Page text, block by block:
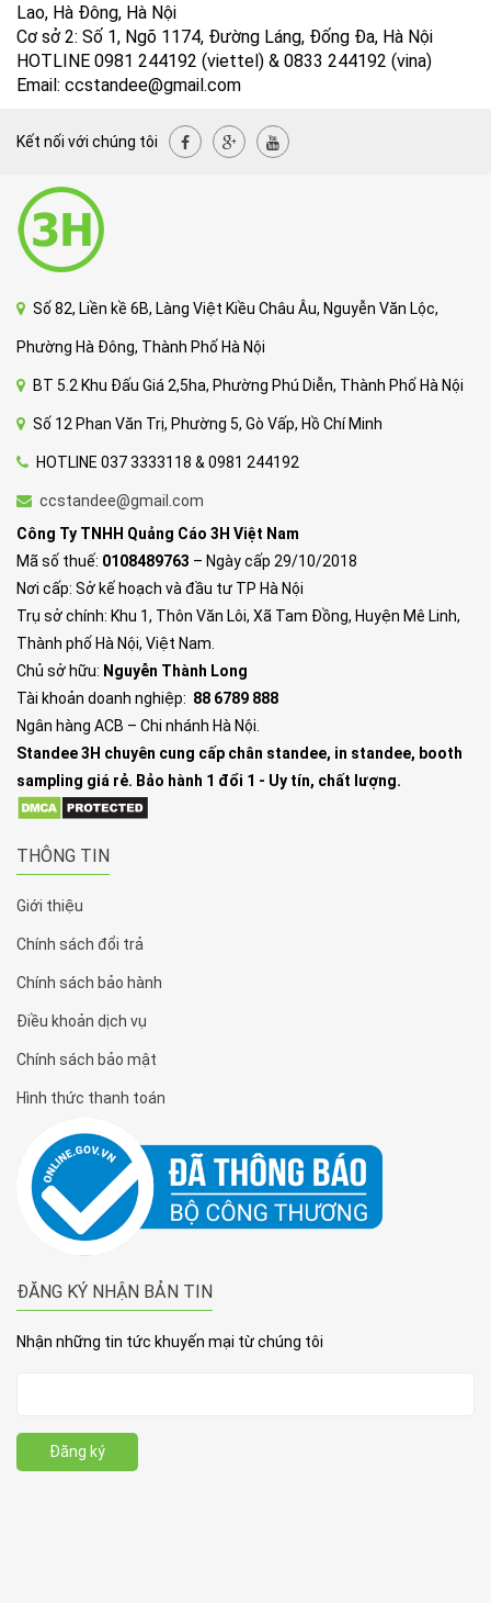
Lao, Hà Đông, Hà Nội
Cơ sở 2: Số 1, Ngõ 1174, Đường Láng, Đống Đa, Hà Nội
HOTLINE 0981 244192 (viettel) & 0833 244192 (vina)
Email: ccstandee@gmail.com
Kết nối với chúng tôi
Số 82, Liền kề 6B, Làng Việt Kiều Châu Âu, Nguyễn Văn Lộc,
Phường Hà Đông, Thành Phố Hà Nội
BT 5.2 Khu Đấu Giá 2,5ha, Phường Phú Diễn, Thành Phố Hà Nội
Số 12 Phan Văn Trị, Phường 5, Gò Vấp, Hồ Chí Minh
HOTLINE 037 3333118 & 0981 244192
ccstandee@gmail.com
Công Ty TNHH Quảng Cáo 3H Việt Nam
Mã số thuế: 0108489763 – Ngày cấp 29/10/2018
Nơi cấp: Sở kế hoạch và đầu tư TP Hà Nội
Trụ sở chính: Khu 1, Thôn Văn Lôi, Xã Tam Đồng, Huyện Mê Linh,
Thành phố Hà Nội, Việt Nam.
Chủ sở hữu: Nguyễn Thành Long
Tài khoản doanh nghiệp: 88 6789 888
Ngân hàng ACB – Chi nhánh Hà Nội.
Standee 3H chuyên cung cấp chân standee, in standee, booth
sampling giá rẻ. Bảo hành 1 đổi 1 - Uy tín, chất lượng.
THÔNG TIN
Giới thiệu
Chính sách đổi trả
Chính sách bảo hành
Điều khoản dịch vụ
Chính sách bảo mật
Hình thức thanh toán
ĐĂNG KÝ NHẬN BẢN TIN
Nhận những tin tức khuyến mại từ chúng tôi
Đăng ký